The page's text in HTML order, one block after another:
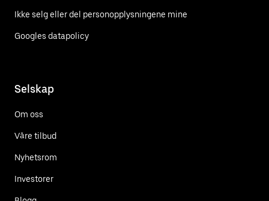
Ikke selg eller del personopplysningene mine
Googles datapolicy
Selskap
Om oss
Våre tilbud
Nyhetsrom
Investorer